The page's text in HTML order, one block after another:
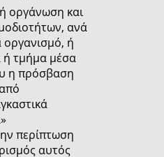
οργάνωση και
ανά
οργανισμό, ή
ή τμήμα μέσα
η πρόσβαση
περίπτωση
αυτός